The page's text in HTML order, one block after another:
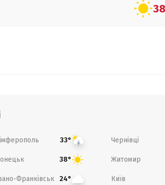
33° Чернівці
38° Житомир
Франківськ 24° Київ